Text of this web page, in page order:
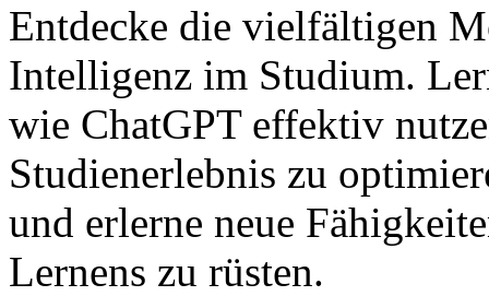
Entdecke die vielfältigen
Intelligenz im Studium.
wie ChatGPT effektiv
Studienerlebnis zu
und erlerne neue
Lernens zu rüsten.